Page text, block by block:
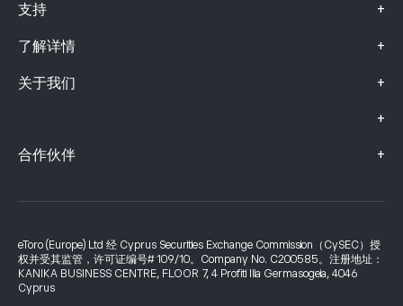
支持 +
了解详情 +
关于我们 +
+
合作伙伴 +
eToro (Europe) Ltd 经 Cyprus Securities Exchange Commission（CySEC）授
权并受其监管，许可证编号# 109/10。Company No. C200585。注册地址：
KANIKA BUSINESS CENTRE, FLOOR 7, 4 Profiti Ilia Germasogeia, 4046
Cyprus